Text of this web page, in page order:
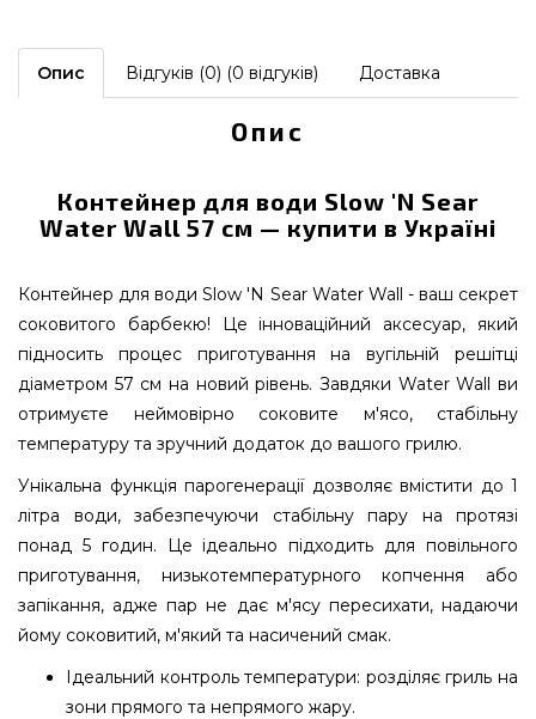
Опис Відгуків (0) (0 відгуків) Доставка
Опис
Контейнер для води Slow 'N Sear
Water Wall 57 см — купити в Україні
Контейнер для води Slow 'N Sear Water Wall - ваш секрет
соковитого барбекю! Це інноваційний аксесуар, який
підносить процес приготування на вугільній решітці
діаметром 57 см на новий рівень. Завдяки Water Wall ви
отримуєте неймовірно соковите м'ясо, стабільну
температуру та зручний додаток до вашого грилю.
Унікальна функція парогенерації дозволяє вмістити до 1
літра води, забезпечуючи стабільну пару на протязі
понад 5 годин. Це ідеально підходить для повільного
приготування, низькотемпературного копчення або
запікання, адже пар не дає м'ясу пересихати, надаючи
йому соковитий, м'який та насичений смак.
Ідеальний контроль температури: розділяє гриль на
зони прямого та непрямого жару.